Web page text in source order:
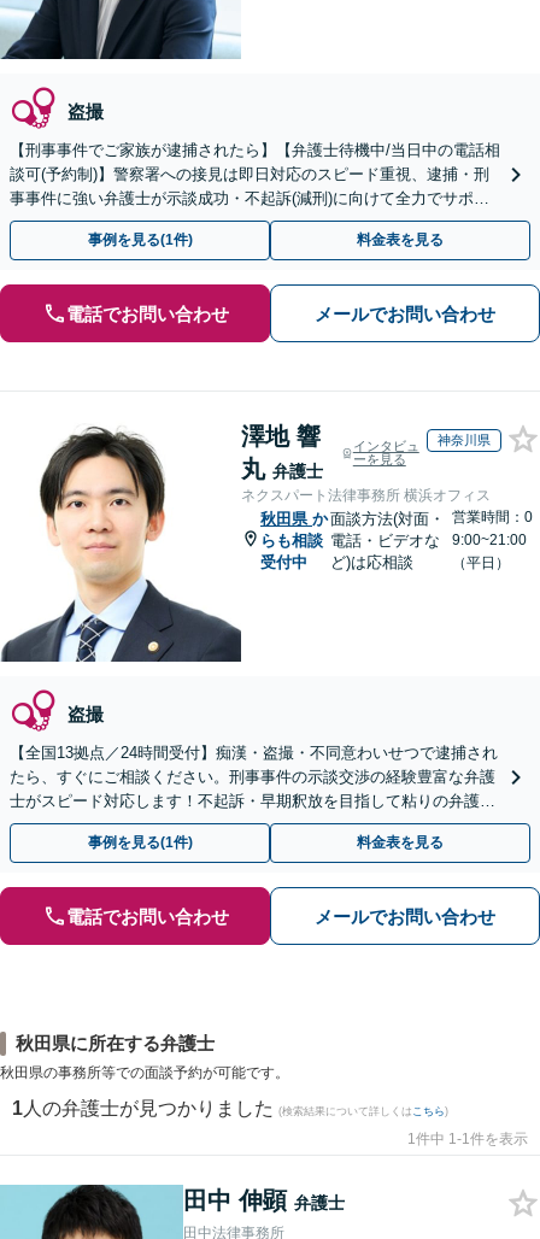
盗撮
【刑事事件でご家族が逮捕されたら】【弁護士待機中/当日中の電話相
談可(予約制)】警察署への接見は即日対応のスピード重視、逮捕・刑
事事件に強い弁護士が示談成功・不起訴(減刑)に向けて全力でサポー
トします。【加害者側の相談専門】
事例を見る(1件) 料金表を見る
電話でお問い合わせ メールでお問い合わせ
澤地 響
丸 弁護士
インタビュ
ーを見る
神奈川県
ネクスパート法律事務所 横浜オフィス
秋田県 か
らも相談
受付中
面談方法(対面・
電話・ビデオな
ど)は応相談
営業時間：0
9:00~21:00
（平日）
盗撮
【全国13拠点／24時間受付】痴漢・盗撮・不同意わいせつで逮捕され
たら、すぐにご相談ください。刑事事件の示談交渉の経験豊富な弁護
士がスピード対応します！不起訴・早期釈放を目指して粘りの弁護活
動を行います。
事例を見る(1件) 料金表を見る
電話でお問い合わせ メールでお問い合わせ
秋田県に所在する弁護士
秋田県の事務所等での面談予約が可能です。
1 人の弁護士が見つかりました (検索結果について詳しくは こちら)
1件中 1-1件を表示
田中 伸顕 弁護士
田中法律事務所